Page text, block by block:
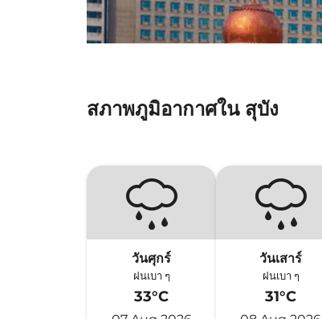
สภาพภูมิอากาศใน สุบัง
วันศุกร์
ฝนเบา ๆ
33°C
วันเสาร์
ฝนเบา ๆ
31°C